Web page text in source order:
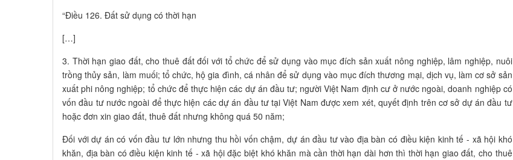
“Điều 126. Đất sử dụng có thời hạn
[…]
3. Thời hạn giao đất, cho thuê đất đối với tổ chức để sử dụng vào mục đích sản xuất nông nghiệp, lâm nghiệp, nuôi
trồng thủy sản, làm muối; tổ chức, hộ gia đình, cá nhân để sử dụng vào mục đích thương mại, dịch vụ, làm cơ sở sản
xuất phi nông nghiệp; tổ chức để thực hiện các dự án đầu tư; người Việt Nam định cư ở nước ngoài, doanh nghiệp có
vốn đầu tư nước ngoài để thực hiện các dự án đầu tư tại Việt Nam được xem xét, quyết định trên cơ sở dự án đầu tư
hoặc đơn xin giao đất, thuê đất nhưng không quá 50 năm;
Đối với dự án có vốn đầu tư lớn nhưng thu hồi vốn chậm, dự án đầu tư vào địa bàn có điều kiện kinh tế - xã hội khó
khăn, địa bàn có điều kiện kinh tế - xã hội đặc biệt khó khăn mà cần thời hạn dài hơn thì thời hạn giao đất, cho thuê